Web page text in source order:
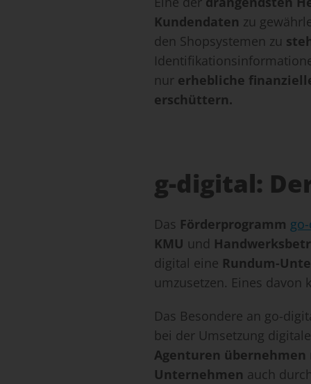
Kundendaten zu
den Shopsystemen zu
nur erhebliche
erschüttern.
g-digital:
Das Förderprogramm
KMU und
digital eine Rundum-
umzusetzen. Eines
Das Besondere an go-
bei der Umsetzung
Agenturen übernehmen
Unternehmen auch